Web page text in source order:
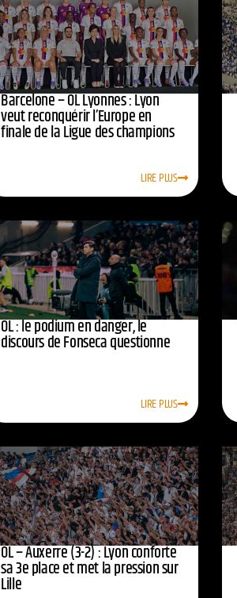
Barcelone – OL Lyonnes : Lyon
veut reconquérir l’Europe en
finale de la Ligue des champions
LIRE PLUS
OL : le podium en danger, le
discours de Fonseca questionne
LIRE PLUS
OL – Auxerre (3-2) : Lyon conforte
sa 3e place et met la pression sur
Lille